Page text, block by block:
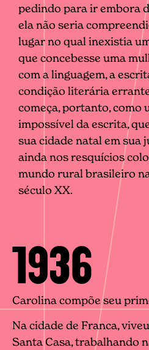
pedindo para ir embora
ela não seria
lugar no qual inexistia
que concebesse uma
com a linguagem, a
condição literária
começa, portanto, como
impossível da escrita,
sua cidade natal em sua
ainda nos resquícios
mundo rural brasileiro
século XX.
1936
Carolina compõe seu
Na cidade de Franca,
Santa Casa, trabalhando